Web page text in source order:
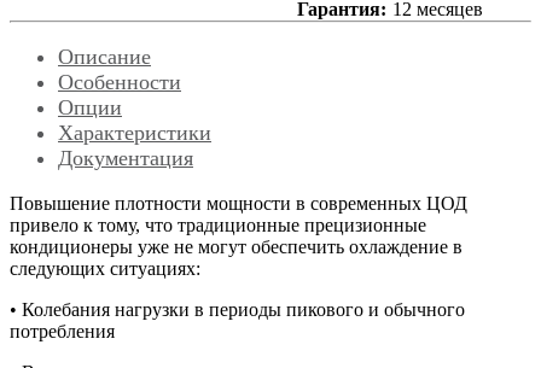
Гарантия: 12 месяцев
Описание
Особенности
Опции
Характеристики
Документация
Повышение плотности мощности в современных ЦОД
привело к тому, что традиционные прецизионные
кондиционеры уже не могут обеспечить охлаждение в
следующих ситуациях:
• Колебания нагрузки в периоды пикового и обычного
потребления